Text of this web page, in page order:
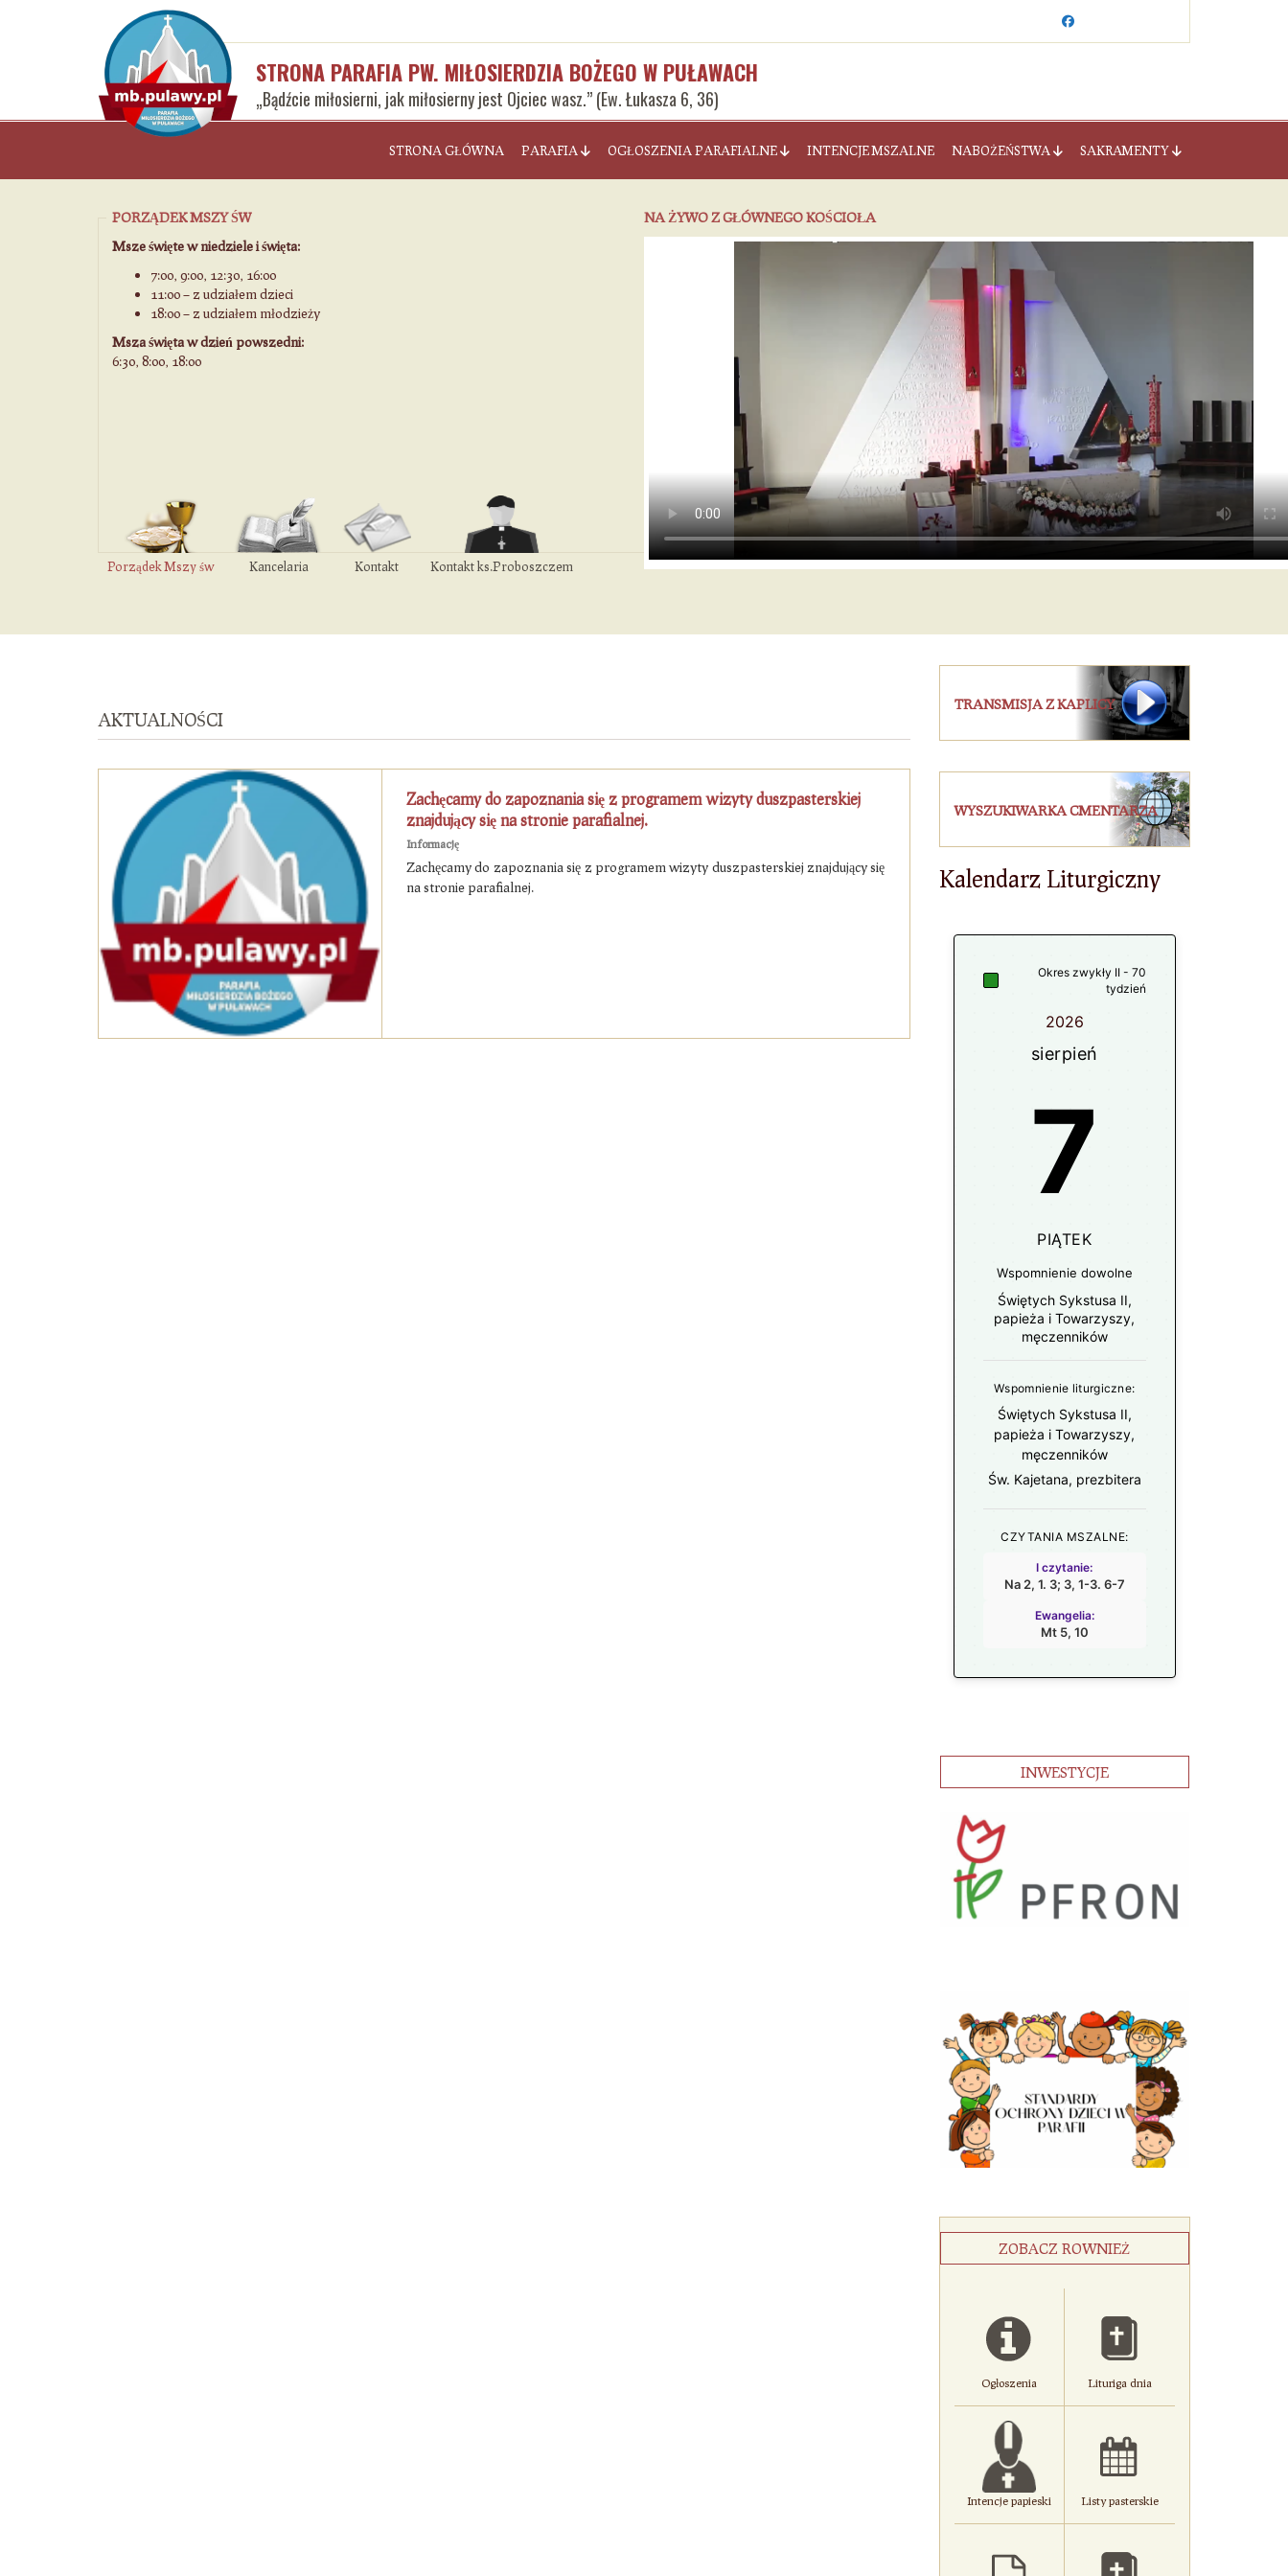
STRONA PARAFIA PW. MIŁOSIERDZIA BOŻEGO W PUŁAWACH
„Bądźcie miłosierni, jak miłosierny jest Ojciec wasz.” (Ew. Łukasza 6, 36)
STRONA GŁÓWNA PARAFIA OGŁOSZENIA PARAFIALNE INTENCJE MSZALNE NABOŻEŃSTWA SAKRAMENTY
PORZĄDEK MSZY ŚW
Msze święte w niedziele i święta:
7:00, 9:00, 12:30, 16:00
11:00 – z udziałem dzieci
18:00 – z udziałem młodzieży
Msza święta w dzień powszedni:
6:30, 8:00, 18:00
Porządek Mszy św Kancelaria Kontakt Kontakt ks.Proboszczem
NA ŻYWO Z GŁÓWNEGO KOŚCIOŁA
AKTUALNOŚCI
Zachęcamy do zapoznania się z programem wizyty duszpasterskiej
znajdujący się na stronie parafialnej.
Informację
Zachęcamy do zapoznania się z programem wizyty duszpasterskiej znajdujący się
na stronie parafialnej.
TRANSMISJA Z KAPLICY
WYSZUKIWARKA CMENTARZA
Kalendarz Liturgiczny
Okres zwykły II - 70
tydzień
2026
sierpień
7
PIĄTEK
Wspomnienie dowolne
Świętych Sykstusa II,
papieża i Towarzyszy,
męczenników
Wspomnienie liturgiczne:
Świętych Sykstusa II,
papieża i Towarzyszy,
męczenników
Św. Kajetana, prezbitera
CZYTANIA MSZALNE:
I czytanie:
Na 2, 1. 3; 3, 1-3. 6-7
Ewangelia:
Mt 5, 10
INWESTYCJE
ZOBACZ ROWNIEŻ
Ogłoszenia Lituriga dnia
Intencje papieski Listy pasterskie